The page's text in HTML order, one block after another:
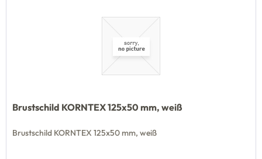
Brustschild KORNTEX 125x50 mm, weiß
Brustschild KORNTEX 125x50 mm, weiß